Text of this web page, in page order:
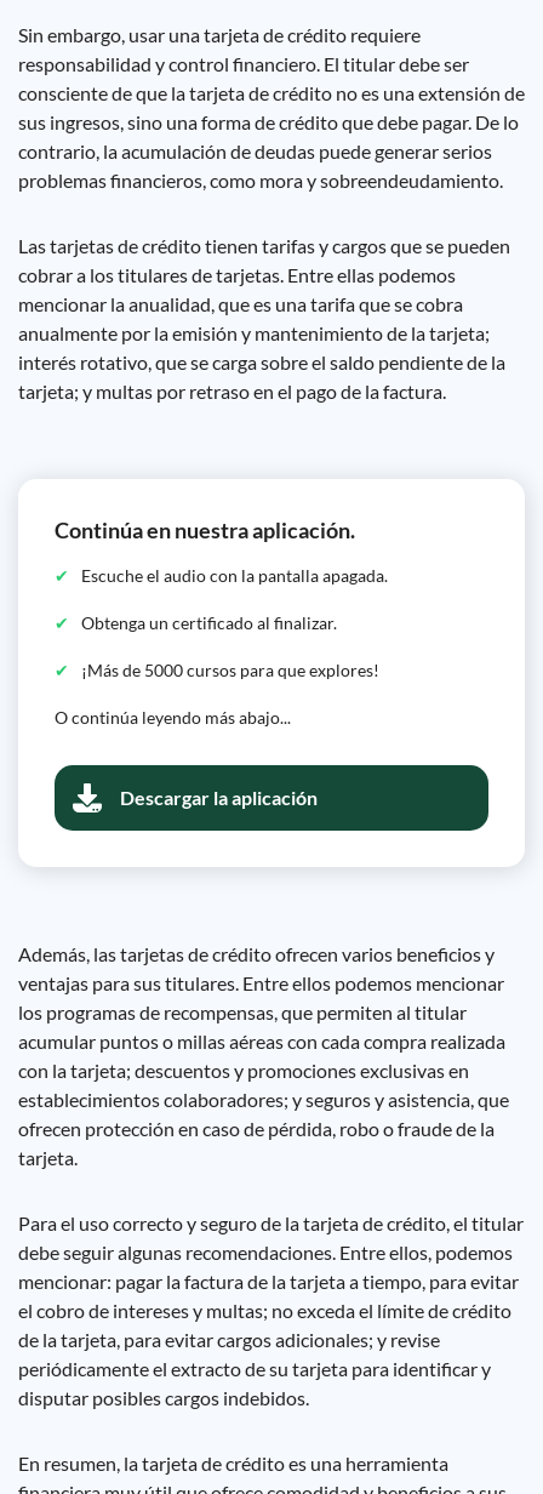
Sin embargo, usar una tarjeta de crédito requiere
responsabilidad y control financiero. El titular debe ser
consciente de que la tarjeta de crédito no es una extensión de
sus ingresos, sino una forma de crédito que debe pagar. De lo
contrario, la acumulación de deudas puede generar serios
problemas financieros, como mora y sobreendeudamiento.
Las tarjetas de crédito tienen tarifas y cargos que se pueden
cobrar a los titulares de tarjetas. Entre ellas podemos
mencionar la anualidad, que es una tarifa que se cobra
anualmente por la emisión y mantenimiento de la tarjeta;
interés rotativo, que se carga sobre el saldo pendiente de la
tarjeta; y multas por retraso en el pago de la factura.
Continúa en nuestra aplicación.
Escuche el audio con la pantalla apagada.
Obtenga un certificado al finalizar.
¡Más de 5000 cursos para que explores!
O continúa leyendo más abajo...
Descargar la aplicación
Además, las tarjetas de crédito ofrecen varios beneficios y
ventajas para sus titulares. Entre ellos podemos mencionar
los programas de recompensas, que permiten al titular
acumular puntos o millas aéreas con cada compra realizada
con la tarjeta; descuentos y promociones exclusivas en
establecimientos colaboradores; y seguros y asistencia, que
ofrecen protección en caso de pérdida, robo o fraude de la
tarjeta.
Para el uso correcto y seguro de la tarjeta de crédito, el titular
debe seguir algunas recomendaciones. Entre ellos, podemos
mencionar: pagar la factura de la tarjeta a tiempo, para evitar
el cobro de intereses y multas; no exceda el límite de crédito
de la tarjeta, para evitar cargos adicionales; y revise
periódicamente el extracto de su tarjeta para identificar y
disputar posibles cargos indebidos.
En resumen, la tarjeta de crédito es una herramienta